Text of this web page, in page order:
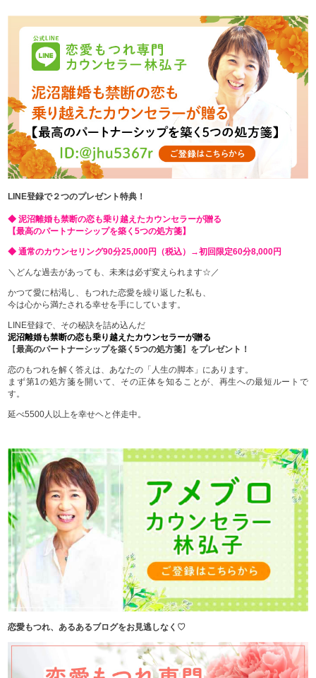
LINE登録で２つのプレゼント特典！
◆ 泥沼離婚も禁断の恋も乗り越えたカウンセラーが贈る
【最高のパートナーシップを築く5つの処方箋】
◆ 通常のカウンセリング90分25,000円（税込）→初回限定60分8,000円
＼どんな過去があっても、未来は必ず変えられます☆／
かつて愛に枯渇し、もつれた恋愛を繰り返した私も、
今は心から満たされる幸せを手にしています。
LINE登録で、その秘訣を詰め込んだ
泥沼離婚も禁断の恋も乗り越えたカウンセラーが贈る
【最高のパートナーシップを築く5つの処方箋】 をプレゼント！
恋のもつれを解く答えは、あなたの「人生の脚本」にあります。
まず第1の処方箋を開いて、その正体を知ることが、再生への最短ルートで
す。
延べ5500人以上を幸せヘと伴走中。
恋愛もつれ、あるあるブログをお見逃しなく♡